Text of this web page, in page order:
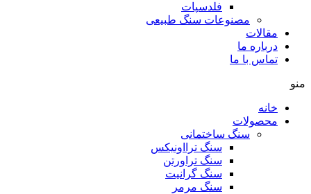
فلدسپات
مصنوعات سنگ طبیعی
مقالات
درباره ما
تماس با ما
منو
خانه
محصولات
سنگ ساختمانی
سنگ ترااونیکس
سنگ تراورتن
سنگ گرانیت
سنگ مرمر